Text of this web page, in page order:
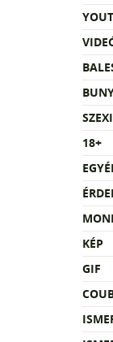
18+
KÉP
GIF